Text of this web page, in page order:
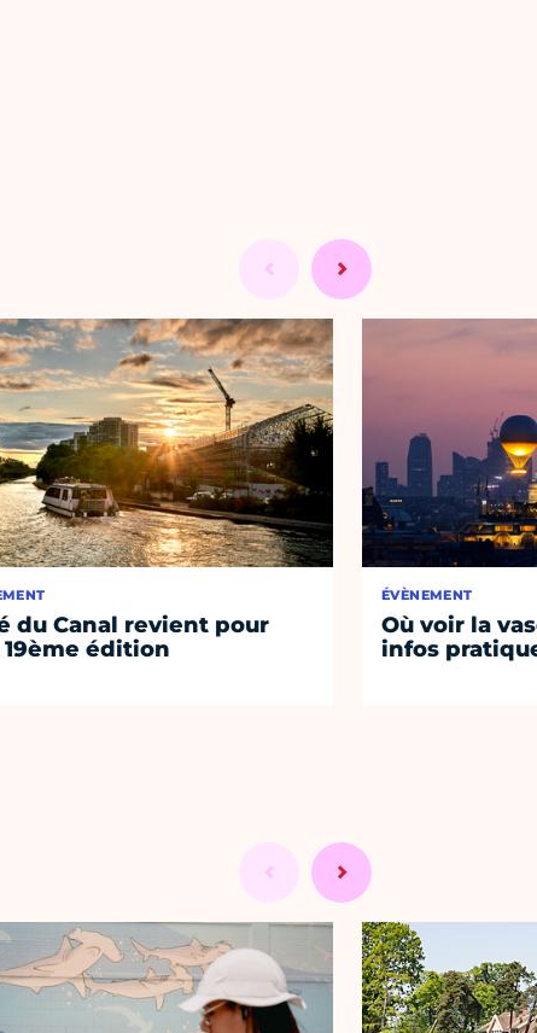
du Canal revient pour
19ème édition
ÉVÈNEMENT
Où voir la
infos